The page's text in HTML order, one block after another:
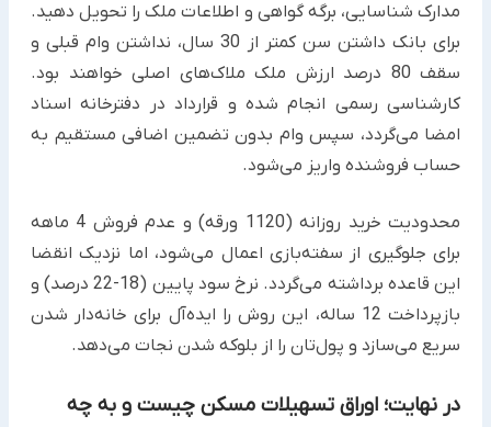
مدارک شناسایی، برگه گواهی و اطلاعات ملک را تحویل دهید.
برای بانک داشتن سن کمتر از 30 سال، نداشتن وام قبلی و
سقف 80 درصد ارزش ملک ملاک‌های اصلی خواهند بود.
کارشناسی رسمی انجام شده و قرارداد در دفترخانه اسناد
امضا می‌گردد، سپس وام بدون تضمین اضافی مستقیم به
حساب فروشنده واریز می‌شود.
محدودیت خرید روزانه (1120 ورقه) و عدم فروش 4 ماهه
برای جلوگیری از سفته‌بازی اعمال می‌شود، اما نزدیک انقضا
این قاعده برداشته می‌گردد. نرخ سود پایین (18-22 درصد) و
بازپرداخت 12 ساله، این روش را ایده‌آل برای خانه‌دار شدن
سریع می‌سازد و پول‌تان را از بلوکه شدن نجات می‌دهد.
در نهایت؛ اوراق تسهیلات مسکن چیست و به چه